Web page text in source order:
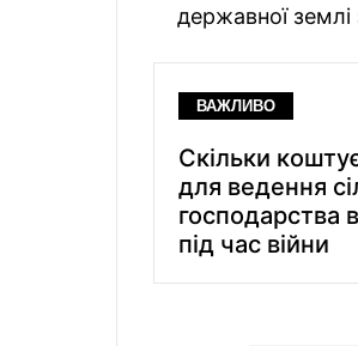
державної
ВАЖЛИВО
Скільки
для ведення
господарства в
під час війни